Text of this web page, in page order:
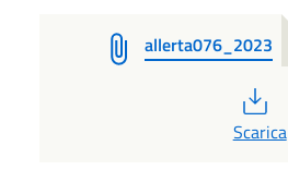
allerta076_2023
Scarica